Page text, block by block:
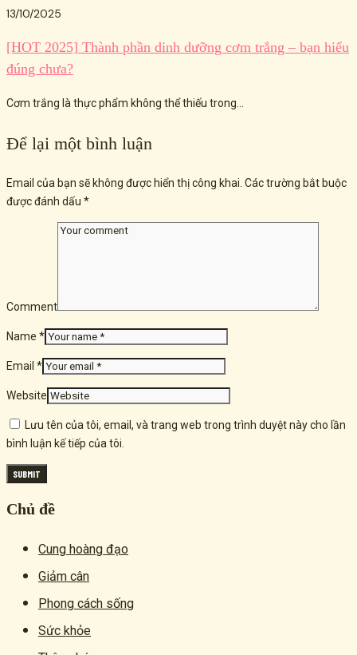
13/10/2025
[HOT 2025] Thành phần dinh dưỡng cơm trắng – bạn hiểu
đúng chưa?
Cơm trắng là thực phẩm không thể thiếu trong...
Để lại một bình luận
Email của bạn sẽ không được hiển thị công khai. Các trường bắt buộc
được đánh dấu *
Comment
Name *
Email *
Website
Lưu tên của tôi, email, và trang web trong trình duyệt này cho lần
bình luận kế tiếp của tôi.
Chủ đề
Cung hoàng đạo
Giảm cân
Phong cách sống
Sức khỏe